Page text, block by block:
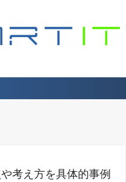
考え方を具体的事例